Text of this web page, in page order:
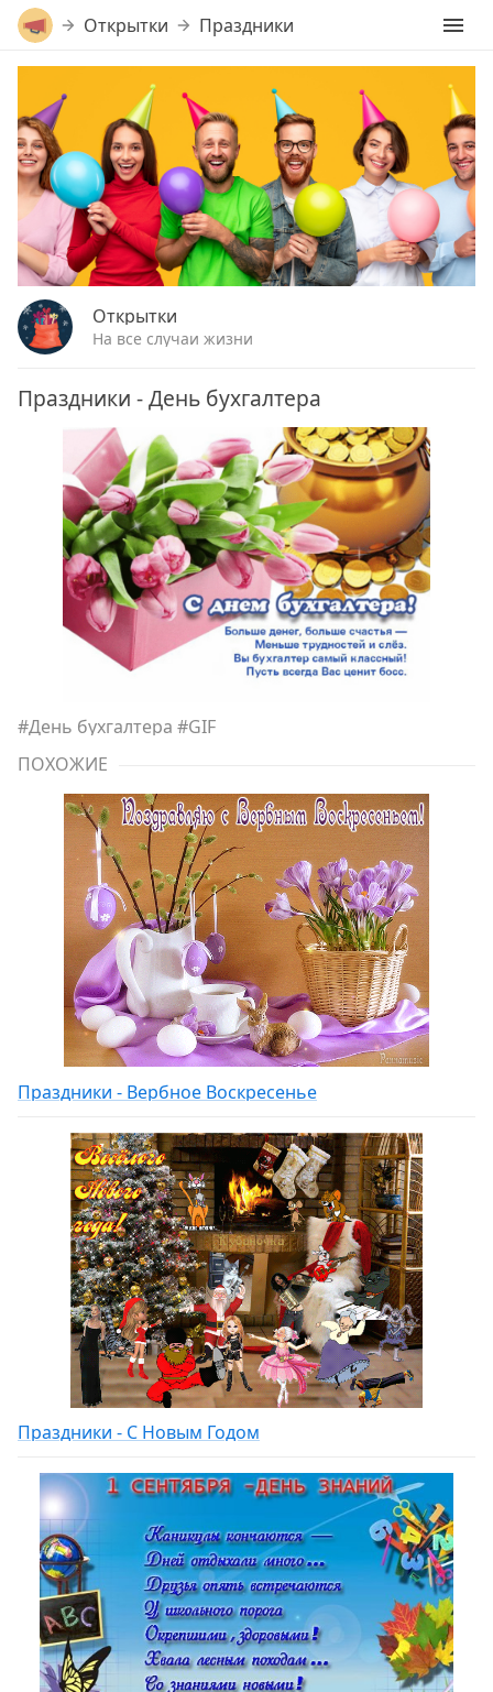
Открытки Праздники
Открытки
На все случаи жизни
Праздники - День бухгалтера
#День бухгалтера #GIF
ПОХОЖИЕ
Праздники - Вербное Воскресенье
Праздники - С Новым Годом